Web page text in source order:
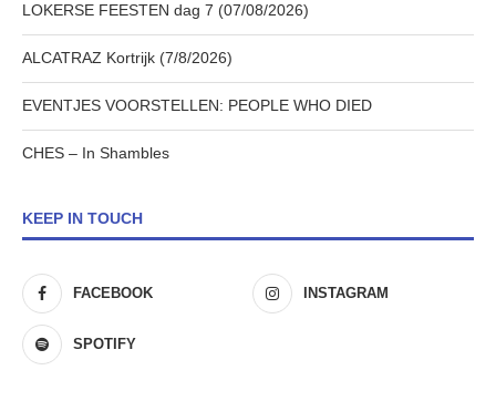
LOKERSE FEESTEN dag 7 (07/08/2026)
ALCATRAZ Kortrijk (7/8/2026)
EVENTJES VOORSTELLEN: PEOPLE WHO DIED
CHES – In Shambles
KEEP IN TOUCH
FACEBOOK INSTAGRAM
SPOTIFY